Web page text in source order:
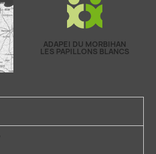
ADAPEI DU MORBIHAN
LES PAPILLONS BLANCS